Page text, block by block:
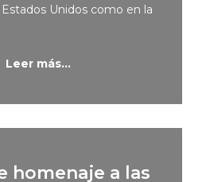
Unidos como en la
Leer más...
homenaje a las